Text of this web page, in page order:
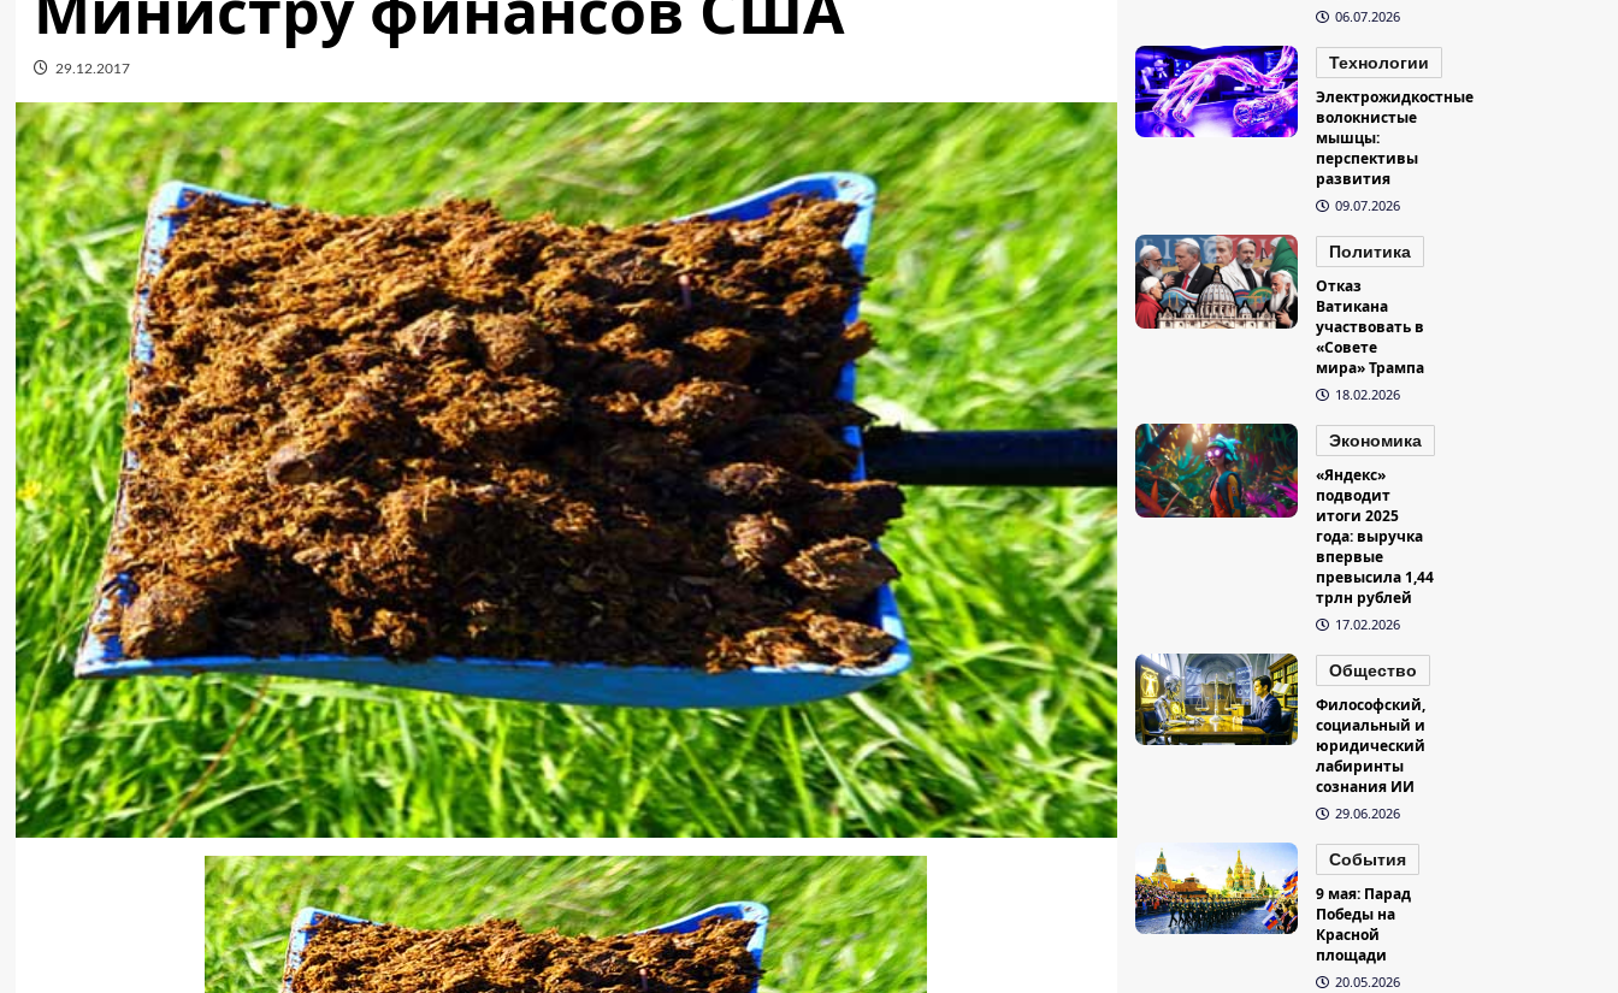
29.12.2017
06.07.2026
Технологии
Электрожидкостные
волокнистые
мышцы:
перспективы
развития
09.07.2026
Политика
Отказ
Ватикана
участвовать в
«Совете
мира» Трампа
18.02.2026
Экономика
«Яндекс»
подводит
итоги 2025
года: выручка
впервые
превысила 1,44
трлн рублей
17.02.2026
Общество
Философский,
социальный и
юридический
лабиринты
сознания ИИ
29.06.2026
События
9 мая: Парад
Победы на
Красной
площади
20.05.2026